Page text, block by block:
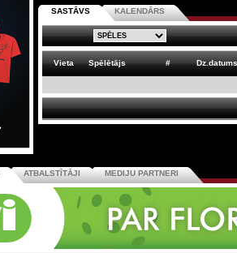
SASTĀVS KALENDĀRS
Vieta Spēlētājs # Dz.datums
ATBALSTĪTĀJI MEDIJU PARTNERI